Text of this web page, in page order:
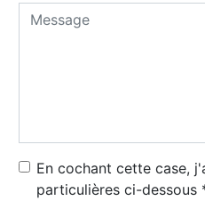
En cochant cette case,
particulières ci-dessous